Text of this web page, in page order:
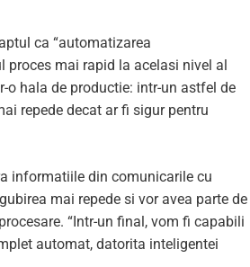
ca “automatizarea
mai rapid la acelasi nivel al
o hala de productie: intr-un astfel de
repede decat ar fi sigur pentru
informatiile din comunicarile cu
mai repede si vor avea parte de
“Intr-un final, vom fi capabili
automat, datorita inteligentei